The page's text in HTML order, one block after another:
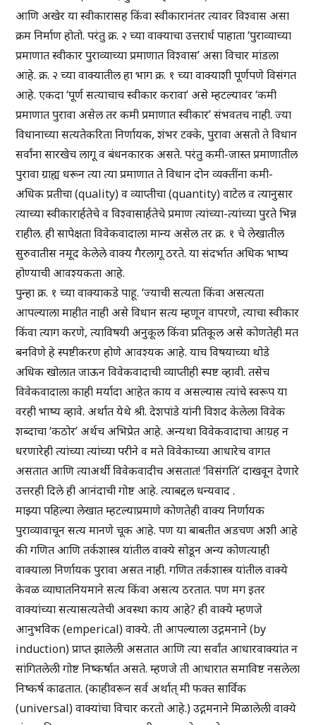
आणि अखेर या स्वीकारासह किंवा स्वीकारानंतर त्यावर विश्वास असा
क्रम निर्माण होतो. परंतु क्र. २ च्या वाक्याचा उत्तरार्ध पाहाता ‘पुराव्याच्या
प्रमाणात स्वीकार पुराव्याच्या प्रमाणात विश्वास’ असा विचार मांडला
आहे. क्र. २ च्या वाक्यातील हा भाग क्र. १ च्या वाक्याशी पूर्णपणे विसंगत
आहे. एकदा ‘पूर्ण सत्याचाच स्वीकार करावा’ असे म्हटल्यावर ‘कमी
प्रमाणात पुरावा असेल तर कमी प्रमाणात स्वीकार’ संभवतच नाही. ज्या
विधानाच्या सत्यतेकरिता निर्णायक, शंभर टक्के, पुरावा असतो ते विधान
सर्वांना सारखेच लागू व बंधनकारक असते. परंतु कमी-जास्त प्रमाणातील
पुरावा ग्राह्य धरून त्या त्या प्रमाणात ते विधान दोन व्यक्तींना कमी-
अधिक प्रतीचा (quality) व व्याप्तीचा (quantity) वाटेल व त्यानुसार
त्याच्या स्वीकारार्हतेचे व विश्वासार्हतेचे प्रमाण त्यांच्या-त्यांच्या पुरते भिन्न
राहील. ही सापेक्षता विवेकवादाला मान्य असेल तर क्र. १ चे लेखातील
सुरुवातीस नमूद केलेले वाक्य गैरलागू ठरते. या संदर्भात अधिक भाष्य
होण्याची आवश्यकता आहे.
पुन्हा क्र. १ च्या वाक्याकडे पाहू. ‘ज्याची सत्यता किंवा असत्यता
आपल्याला माहीत नाही असे विधान सत्य म्हणून वापरणे, त्याचा स्वीकार
किंवा त्याग करणे, त्याविषयी अनुकूल किंवा प्रतिकूल असे कोणतेही मत
बनविणे हे स्पष्टीकरण होणे आवश्यक आहे. याच विषयाच्या थोडे
अधिक खोलात जाऊन विवेकवादाची व्याप्तीही स्पष्ट व्हावी. तसेच
विवेकवादाला काही मर्यादा आहेत काय व असल्यास त्यांचे स्वरूप या
वरही भाष्य व्हावे. अर्थात येथे श्री. देशपांडे यांनी विशद केलेला विवेक
शब्दाचा ‘कठोर’ अर्थच अभिप्रेत आहे. अन्यथा विवेकवादाचा आग्रह न
धरणारेही त्यांच्या त्यांच्या परीने व मते विवेकाच्या आधारेच वागत
असतात आणि त्याअर्थी विवेकवादीच असतात! ‘विसंगति’ दाखवून देणारे
उत्तरही दिले ही आनंदाची गोष्ट आहे. त्याबद्दल धन्यवाद .
माझ्या पहिल्या लेखात म्हटल्याप्रमाणे कोणतेही वाक्य निर्णायक
पुराव्यावाचून सत्य मानणे चूक आहे. पण या बाबतीत अडचण अशी आहे
की गणित आणि तर्कशास्त्र यांतील वाक्ये सोडून अन्य कोणत्याही
वाक्याला निर्णायक पुरावा असत नाही. गणित तर्कशास्त्र यांतील वाक्ये
केवळ व्याघातनियमाने सत्य किंवा असत्य ठरतात. पण मग इतर
वाक्यांच्या सत्यासत्यतेची अवस्था काय आहे? ही वाक्ये म्हणजे
आनुभविक (emperical) वाक्ये. ती आपल्याला उद्गमनाने (by
induction) प्राप्त झालेली असतात आणि त्या सर्वांत आधारवाक्यांत न
सांगितलेली गोष्ट निष्कर्षात असते. म्हणजे ती आधारात समाविष्ट नसलेला
निष्कर्ष काढतात. (काहीवरून सर्व अर्थात् मी फक्त सार्विक
(universal) वाक्यांचा विचार करतो आहे.) उद्गमनाने मिळालेली वाक्ये